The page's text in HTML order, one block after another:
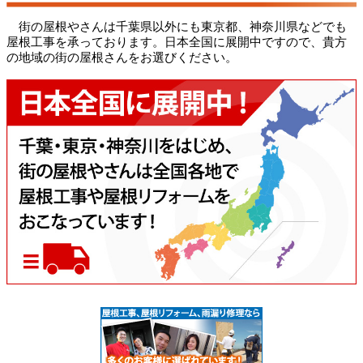
街の屋根やさんは千葉県以外にも東京都、神奈川県などでも
屋根工事を承っております。日本全国に展開中ですので、貴方
の地域の街の屋根さんをお選びください。